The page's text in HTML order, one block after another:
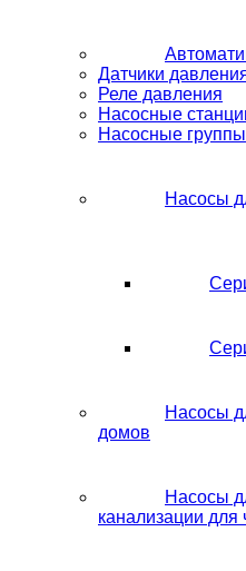
Датчики
Реле давления
Насосные
Насосные группы
Насосы
Насосы
домов
Насосы
канализации для